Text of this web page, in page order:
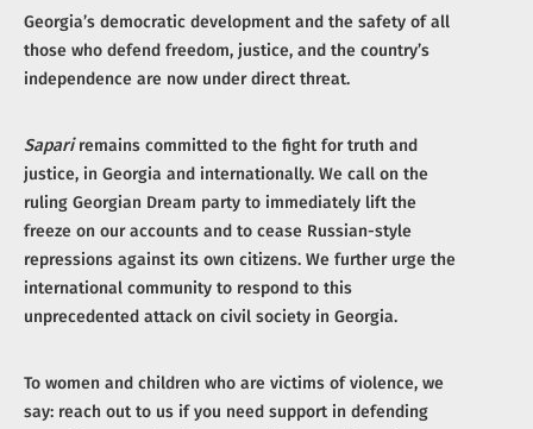
Georgia’s democratic development and the safety of all
those who defend freedom, justice, and the country’s
independence are now under direct threat.
Sapariremains committed to the fight for truth and
justice, in Georgia and internationally. We call on the
ruling Georgian Dream party to immediately lift the
freeze on our accounts and to cease Russian-style
repressions against its own citizens. We further urge the
international community to respond to this
unprecedented attack on civil society in Georgia.
To women and children who are victims of violence, we
say: reach out to us if you need support in defending